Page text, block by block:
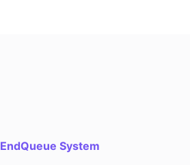
EndQueue System